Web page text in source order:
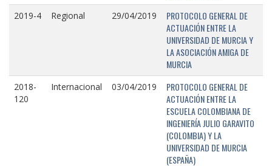
2019-4 Regional 29/04/2019
PROTOCOLO GENERAL DE
ACTUACIÓN ENTRE LA
UNIVERSIDAD DE MURCIA Y
LA ASOCIACIÓN AMIGA DE
MURCIA
2018-
120
Internacional 03/04/2019
PROTOCOLO GENERAL DE
ACTUACIÓN ENTRE LA
ESCUELA COLOMBIANA DE
INGENIERÍA JULIO GARAVITO
(COLOMBIA) Y LA
UNIVERSIDAD DE MURCIA
(ESPAÑA)